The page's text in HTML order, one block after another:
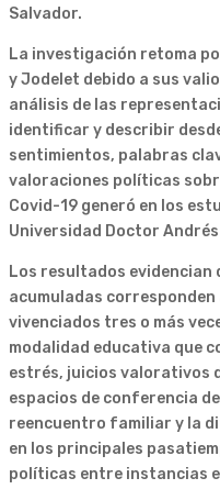
Salvador.
La investigación retoma
y Jodelet debido a sus
análisis de las
identificar y describir
sentimientos, palabras
valoraciones políticas
Covid-19 generó en los
Universidad Doctor Andrés
Los resultados evidencian
acumuladas
vivenciados tres o más
modalidad educativa que
estrés, juicios valorativos
espacios de conferencia
reencuentro familiar y la
en los principales
políticas entre instancias